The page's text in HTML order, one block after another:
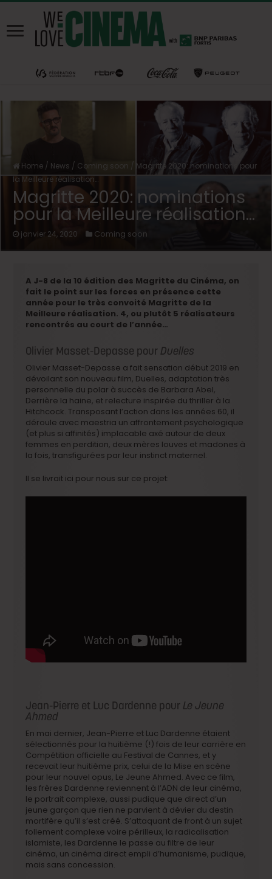
Home / News / Coming soon / Magritte 2020: nominations pour
la Meilleure réalisation…
Magritte 2020: nominations
pour la Meilleure réalisation…
janvier 24, 2020 Coming soon
A J-8 de la 10 édition des Magritte du Cinéma, on
fait le point sur les forces en présence cette
année pour le très convoité Magritte de la
Meilleure réalisation. 4, ou plutôt 5 réalisateurs
rencontrés au court de l’année…
Olivier Masset-Depasse pour Duelles
Olivier Masset-Depasse a fait sensation début 2019 en
dévoilant son nouveau film, Duelles, adaptation très
personnelle du polar à succès de Barbara Abel,
Derrière la haine, et relecture inspirée du thriller à la
Hitchcock. Transposant l’action dans les années 60, il
déroule avec maestria un affrontement psychologique
(et plus si affinités) implacable axé autour de deux
femmes en perdition, deux mères louves et madones à
la fois, transfigurées par leur instinct maternel.
Il se livrait ici pour nous sur ce projet:
Jean-Pierre et Luc Dardenne pour Le Jeune
Ahmed
En mai dernier, Jean-Pierre et Luc Dardenne étaient
sélectionnés pour la huitième (!) fois de leur carrière en
Compétition officielle au Festival de Cannes, et y
recevait leur huitième prix, celui de la Mise en scène
pour leur nouvel opus, Le Jeune Ahmed. Avec ce film,
les frères Dardenne reviennent à l’ADN de leur cinéma,
le portrait complexe, aussi pudique que direct d’un
jeune garçon que rien ne parvient à dévier du destin
mortifère qu’il s’est créé. S’attaquant de front à un sujet
follement complexe voire périlleux, la radicalisation
islamiste, les Dardenne le passe au filtre de leur
cinéma, un cinéma direct empli d’humanisme, pudique,
mais sans concession.